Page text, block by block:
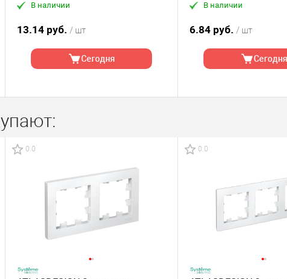
В наличии
13.14 руб. / шт
Сегодня
В наличии
6.84 руб. / шт
Сегодня
0.0 0.0